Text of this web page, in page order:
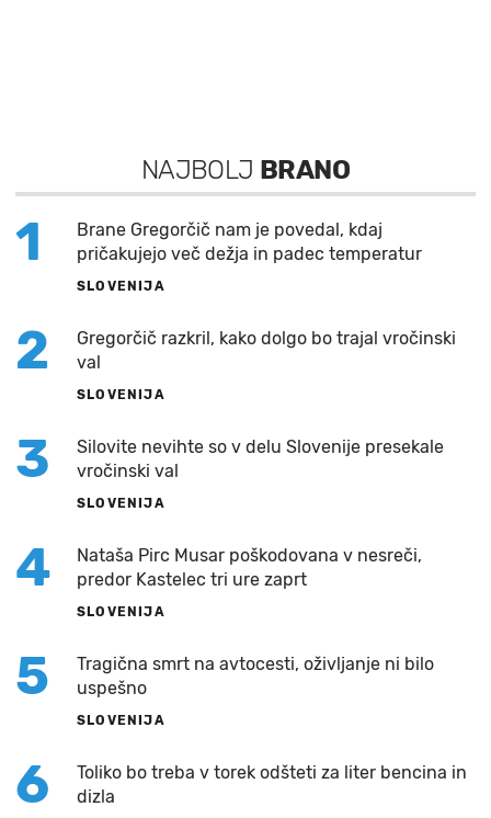
NAJBOLJ BRANO
1
Brane Gregorčič nam je povedal, kdaj
pričakujejo več dežja in padec temperatur
SLOVENIJA
2
Gregorčič razkril, kako dolgo bo trajal vročinski
val
SLOVENIJA
3
Silovite nevihte so v delu Slovenije presekale
vročinski val
SLOVENIJA
4
Nataša Pirc Musar poškodovana v nesreči,
predor Kastelec tri ure zaprt
SLOVENIJA
5
Tragična smrt na avtocesti, oživljanje ni bilo
uspešno
SLOVENIJA
6
Toliko bo treba v torek odšteti za liter bencina in
dizla